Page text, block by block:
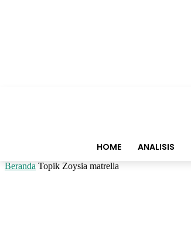
HOME ANALISIS
Beranda Topik Zoysia matrella